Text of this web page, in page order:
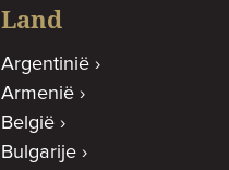
Land
Argentinië
Armenië
België
Bulgarije